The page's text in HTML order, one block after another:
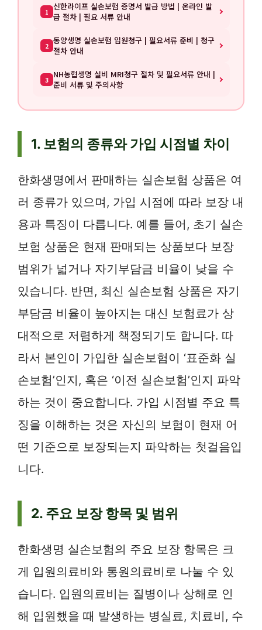
1 신한라이프 실손보험 증명서 발급 방법 | 온라인 발
급 절차 | 필요 서류 안내
2 동양생명 실손보험 입원청구 | 필요서류 준비 | 청구
절차 안내
3 NH농협생명 실비 MRI청구 절차 및 필요서류 안내 |
준비 서류 및 주의사항
1. 보험의 종류와 가입 시점별 차이
한화생명에서 판매하는 실손보험 상품은 여
러 종류가 있으며, 가입 시점에 따라 보장 내
용과 특징이 다릅니다. 예를 들어, 초기 실손
보험 상품은 현재 판매되는 상품보다 보장
범위가 넓거나 자기부담금 비율이 낮을 수
있습니다. 반면, 최신 실손보험 상품은 자기
부담금 비율이 높아지는 대신 보험료가 상
대적으로 저렴하게 책정되기도 합니다. 따
라서 본인이 가입한 실손보험이 ‘표준화 실
손보험’인지, 혹은 ‘이전 실손보험’인지 파악
하는 것이 중요합니다. 가입 시점별 주요 특
징을 이해하는 것은 자신의 보험이 현재 어
떤 기준으로 보장되는지 파악하는 첫걸음입
니다.
2. 주요 보장 항목 및 범위
한화생명 실손보험의 주요 보장 항목은 크
게 입원의료비와 통원의료비로 나눌 수 있
습니다. 입원의료비는 질병이나 상해로 인
해 입원했을 때 발생하는 병실료, 치료비, 수